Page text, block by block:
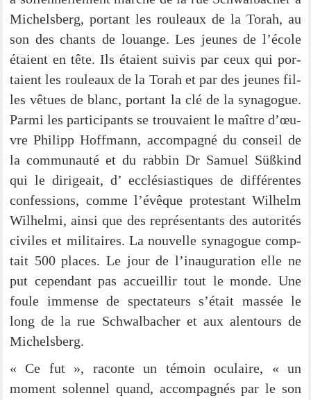
Michels­berg, portant les rou­leaux de la Torah, au
son des chants de louan­ge. Les jeu­nes de l’école
étai­ent en tête. Ils étai­ent sui­vis par ceux qui por­
tai­ent les rou­leaux de la Torah et par des jeu­nes fil­
les vêtu­es de blanc, portant la clé de la syn­ago­gue.
Par­mi les par­ti­ci­pan­ts se trou­vai­ent le maît­re d’œu­
vre Phil­ipp Hoff­mann, accom­pa­gné du con­seil de
la com­mun­au­té et du rab­bin Dr Samu­el Süß­kind
qui le diri­ge­ait, d’ ecclé­si­as­ti­ques de dif­fé­ren­tes
con­fes­si­ons, com­me l’é­vê­que pro­tes­tant Wil­helm
Wil­hel­mi, ain­si que des repré­sen­tants des auto­ri­tés
civi­les et mili­taires. La nou­vel­le syn­ago­gue comp­
tait 500 places. Le jour de l’inauguration elle ne
put cepen­dant pas accu­eil­lir tout le mon­de. Une
foule immense de spec­ta­teurs s’était mas­sée le
long de la rue Schwal­ba­cher et aux alen­tours de
Michelsberg.
« Ce fut », racon­te un témo­in ocu­lai­re, « un
moment solen­nel quand, accom­pa­gnés par le son